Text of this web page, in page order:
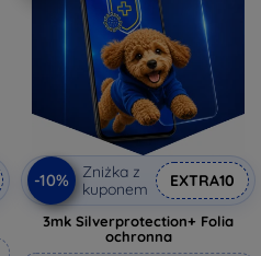
-10%
Zniżka z
kuponem
EXTRA10
3mk Silverprotection+ Folia
ochronna